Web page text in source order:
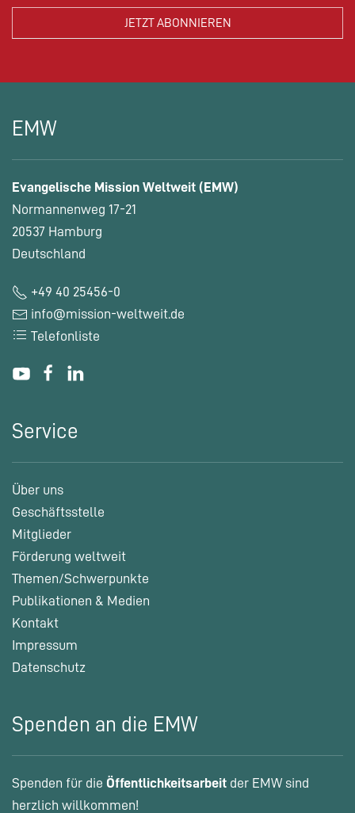
EMW
Evangelische Mission Weltweit (EMW)
Normannenweg 17-21
20537 Hamburg
Deutschland
+49 40 25456-0
info@mission-weltweit.de
Telefonliste
Service
Über uns
Geschäftsstelle
Mitglieder
Förderung weltweit
Themen/Schwerpunkte
Publikationen & Medien
Kontakt
Impressum
Datenschutz
Spenden an die EMW
Spenden für die Öffentlichkeitsarbeit der EMW sind
herzlich willkommen!